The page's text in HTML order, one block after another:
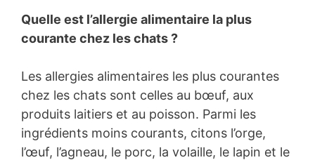
Quelle est l’allergie alimentaire la plus
courante chez les chats ?
Les allergies alimentaires les plus courantes
chez les chats sont celles au bœuf, aux
produits laitiers et au poisson. Parmi les
ingrédients moins courants, citons l’orge,
l’œuf, l’agneau, le porc, la volaille, le lapin et le